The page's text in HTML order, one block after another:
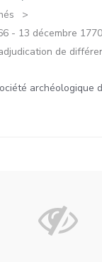
- 13 décembre 1770
de
archéologique